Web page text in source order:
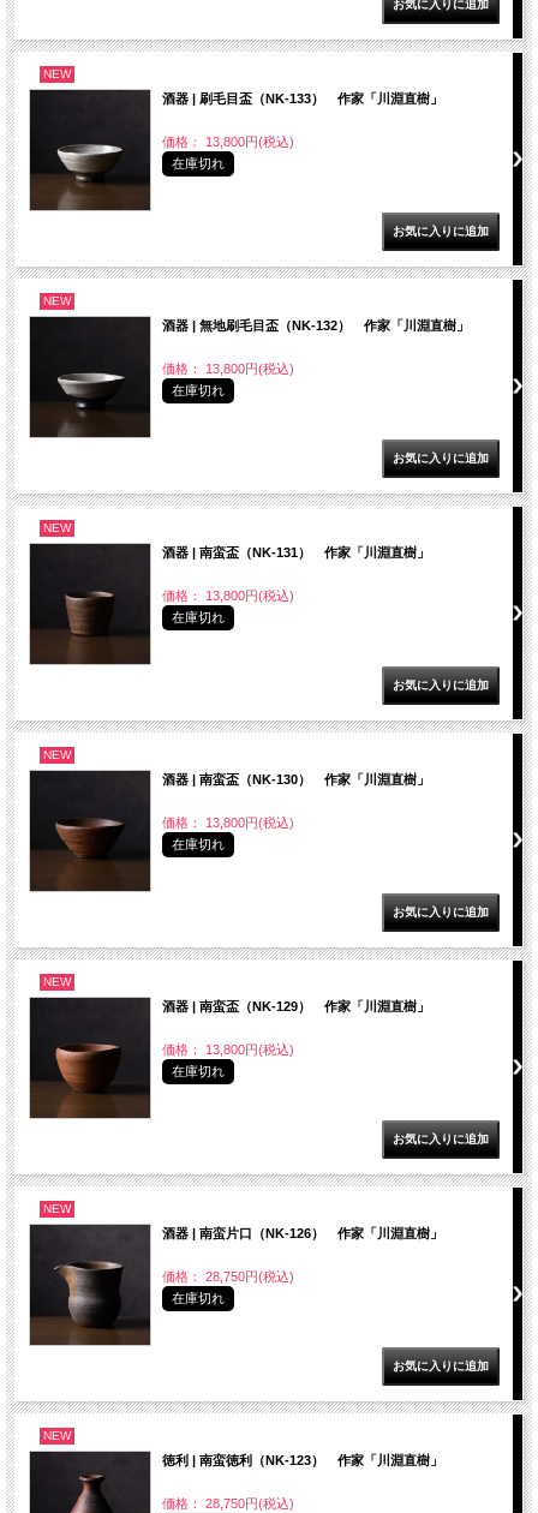
NEW
酒器 | 刷毛目盃（NK-133） 作家「川淵直樹」
価格： 13,800円(税込)
在庫切れ
NEW
酒器 | 無地刷毛目盃（NK-132） 作家「川淵直樹」
価格： 13,800円(税込)
在庫切れ
NEW
酒器 | 南蛮盃（NK-131） 作家「川淵直樹」
価格： 13,800円(税込)
在庫切れ
NEW
酒器 | 南蛮盃（NK-130） 作家「川淵直樹」
価格： 13,800円(税込)
在庫切れ
NEW
酒器 | 南蛮盃（NK-129） 作家「川淵直樹」
価格： 13,800円(税込)
在庫切れ
NEW
酒器 | 南蛮片口（NK-126） 作家「川淵直樹」
価格： 28,750円(税込)
在庫切れ
NEW
徳利 | 南蛮徳利（NK-123） 作家「川淵直樹」
価格： 28,750円(税込)